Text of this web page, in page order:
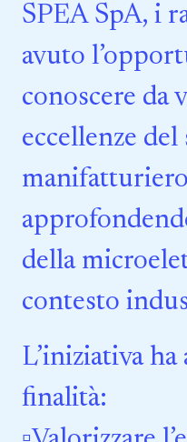
SPEA SpA, i
avuto
conoscere da
eccellenze del
della
contesto
L’iniziativa
finalità: